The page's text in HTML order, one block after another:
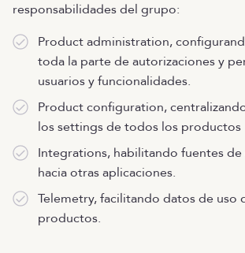
responsabilidades del grupo:
Product administration,
toda la parte de autorizaciones y
usuarios y funcionalidades.
Product configuration,
los settings de todos los productos
Integrations, habilitando fuentes
hacia otras aplicaciones.
Telemetry, facilitando datos de uso
productos.